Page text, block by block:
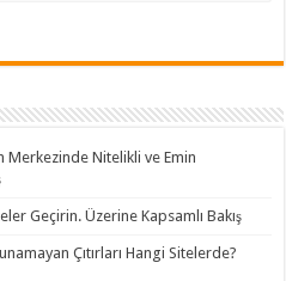
Merkezinde Nitelikli ve Emin
Geçirin. Üzerine Kapsamlı Bakış
Çıtırları Hangi Sitelerde?